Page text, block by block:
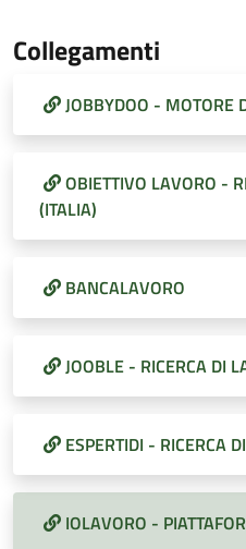
Collegamenti
JOBBYDOO - MOTORE
OBIETTIVO LAVORO -
(ITALIA)
BANCALAVORO
JOOBLE - RICERCA DI
ESPERTIDI - RICERCA
IOLAVORO -